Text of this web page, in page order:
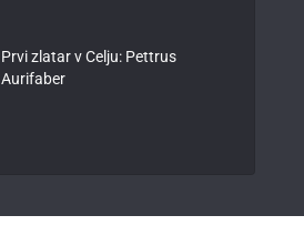
Prvi zlatar v Celju: Pettrus
Aurifaber